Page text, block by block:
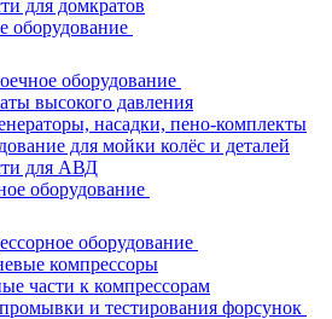
для домкратов
оборудование
оборудование
высокого давления
насадки, пено-комплекты
для мойки колёс и деталей
для АВД
оборудование
оборудование
компрессоры
части к компрессорам
и тестирования форсунок